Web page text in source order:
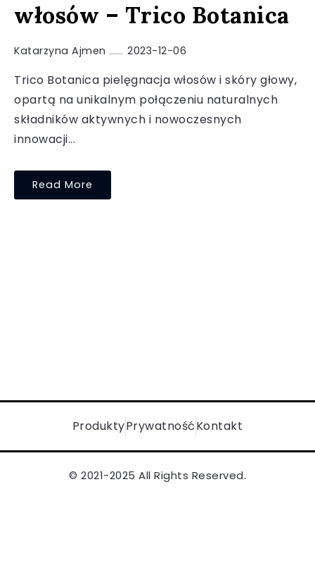
włosów – Trico Botanica
Katarzyna Ajmen 2023-12-06
Trico Botanica pielęgnacja włosów i skóry głowy,
opartą na unikalnym połączeniu naturalnych
składników aktywnych i nowoczesnych
innowacji...
Read More
ProduktyPrywatnośćKontakt
© 2021-2025 All Rights Reserved.